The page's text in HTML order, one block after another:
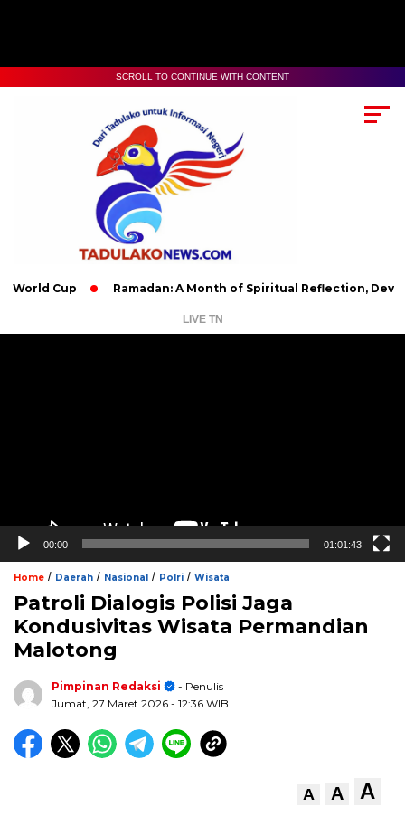
SCROLL TO CONTINUE WITH CONTENT
Cup Ramadan: A Month of Spiritual Reflection, Devotion,
LIVE TN
00:00 01:01:43
Home / Daerah / Nasional / Polri / Wisata
Patroli Dialogis Polisi Jaga
Kondusivitas Wisata Permandian
Malotong
Pimpinan Redaksi
- Penulis
Jumat, 27 Maret 2026 - 12:36 WIB
A A A